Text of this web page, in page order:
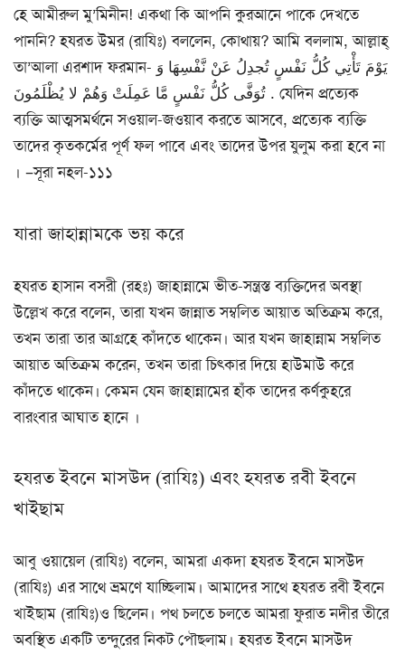
হে আমীরুল মু’মিনীন! একথা কি আপনি কুরআনে পাকে দেখতে
পাননি? হযরত উমর (রাযিঃ) বললেন, কোথায়? আমি বললাম, আল্লাহ্
তা’আলা এরশাদ ফরমান- يَوْمَ تَأْتِي كُلُّ نَفْسٍ تُجدِلُ عَنْ نَّفْسِهَا وَ
تُوَفَّى كُلُّ نَفْسٍ مَّا عَمِلَتْ وَهُمْ لا يُظْلَمُونَ . যেদিন প্রত্যেক
ব্যক্তি আত্মসমর্থনে সওয়াল-জওয়াব করতে আসবে, প্রত্যেক ব্যক্তি
তাদের কৃতকর্মের পূর্ণ ফল পাবে এবং তাদের উপর যুলুম করা হবে না
। –সূরা নহল-১১১
যারা জাহান্নামকে ভয় করে
হযরত হাসান বসরী (রহঃ) জাহান্নামে ভীত-সন্ত্রস্ত ব্যক্তিদের অবস্থা
উল্লেখ করে বলেন, তারা যখন জান্নাত সম্বলিত আয়াত অতিক্রম করে,
তখন তারা তার আগ্রহে কাঁদতে থাকেন। আর যখন জাহান্নাম সম্বলিত
আয়াত অতিক্রম করেন, তখন তারা চিৎকার দিয়ে হাউমাউ করে
কাঁদতে থাকেন। কেমন যেন জাহান্নামের হাঁক তাদের কর্ণকুহরে
বারংবার আঘাত হানে ।
হযরত ইবনে মাসউদ (রাযিঃ) এবং হযরত রবী ইবনে
খাইছাম
আবু ওয়ায়েল (রাযিঃ) বলেন, আমরা একদা হযরত ইবনে মাসউদ
(রাযিঃ) এর সাথে ভ্রমণে যাচ্ছিলাম। আমাদের সাথে হযরত রবী ইবনে
খাইছাম (রাযিঃ)ও ছিলেন। পথ চলতে চলতে আমরা ফুরাত নদীর তীরে
অবস্থিত একটি তন্দুরের নিকট পৌছলাম। হযরত ইবনে মাসউদ